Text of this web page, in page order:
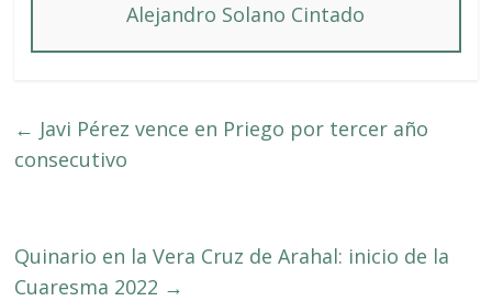
Alejandro Solano Cintado
← Javi Pérez vence en Priego por tercer año
consecutivo
Quinario en la Vera Cruz de Arahal: inicio de la
Cuaresma 2022 →